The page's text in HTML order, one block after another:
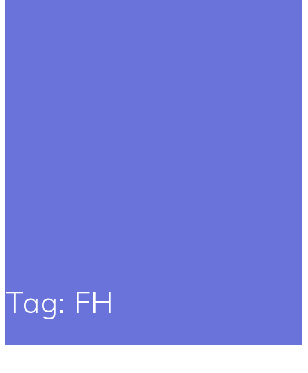
Tag: FH